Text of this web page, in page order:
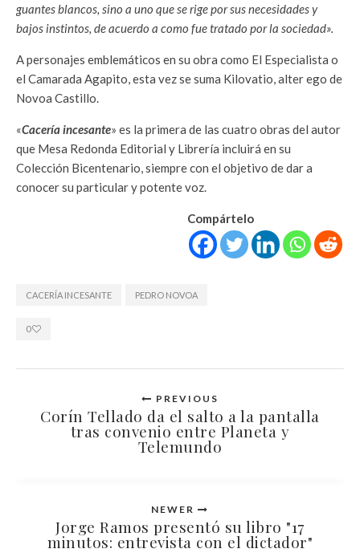
guantes blancos, sino a uno que se rige por sus necesidades y
bajos instintos, de acuerdo a como fue tratado por la sociedad».
A personajes emblemáticos en su obra como El Especialista o
el Camarada Agapito, esta vez se suma Kilovatio, alter ego de
Novoa Castillo.
«Cacería incesante» es la primera de las cuatro obras del autor
que Mesa Redonda Editorial y Librería incluirá en su
Colección Bicentenario, siempre con el objetivo de dar a
conocer su particular y potente voz.
Compártelo
CACERÍA INCESANTE PEDRO NOVOA
0
PREVIOUS
Corín Tellado da el salto a la pantalla
tras convenio entre Planeta y
Telemundo
NEWER
Jorge Ramos presentó su libro "17
minutos: entrevista con el dictador"